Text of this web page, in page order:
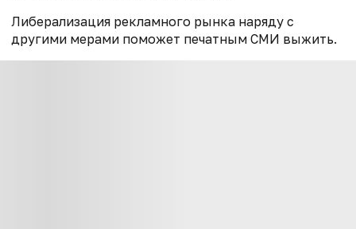
Либерализация рекламного рынка наряду с
другими мерами поможет печатным СМИ выжить.